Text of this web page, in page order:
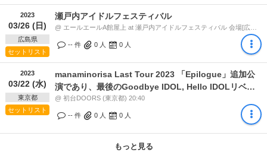
2023
03/26 (日)
広島県
セットリスト
瀬戸内アイドルフェスティバル
-- 件 0 人 0 人
2023
03/22 (水)
東京都
セットリスト
manaminorisa Last Tour 2023 「Epilogue」追加公
演であり、最後のGoodbye IDOL, Hello IDOLリベン
ジ公演
@ 初台DOORS (東京都) 20:40
-- 件 0 人 0 人
もっと見る